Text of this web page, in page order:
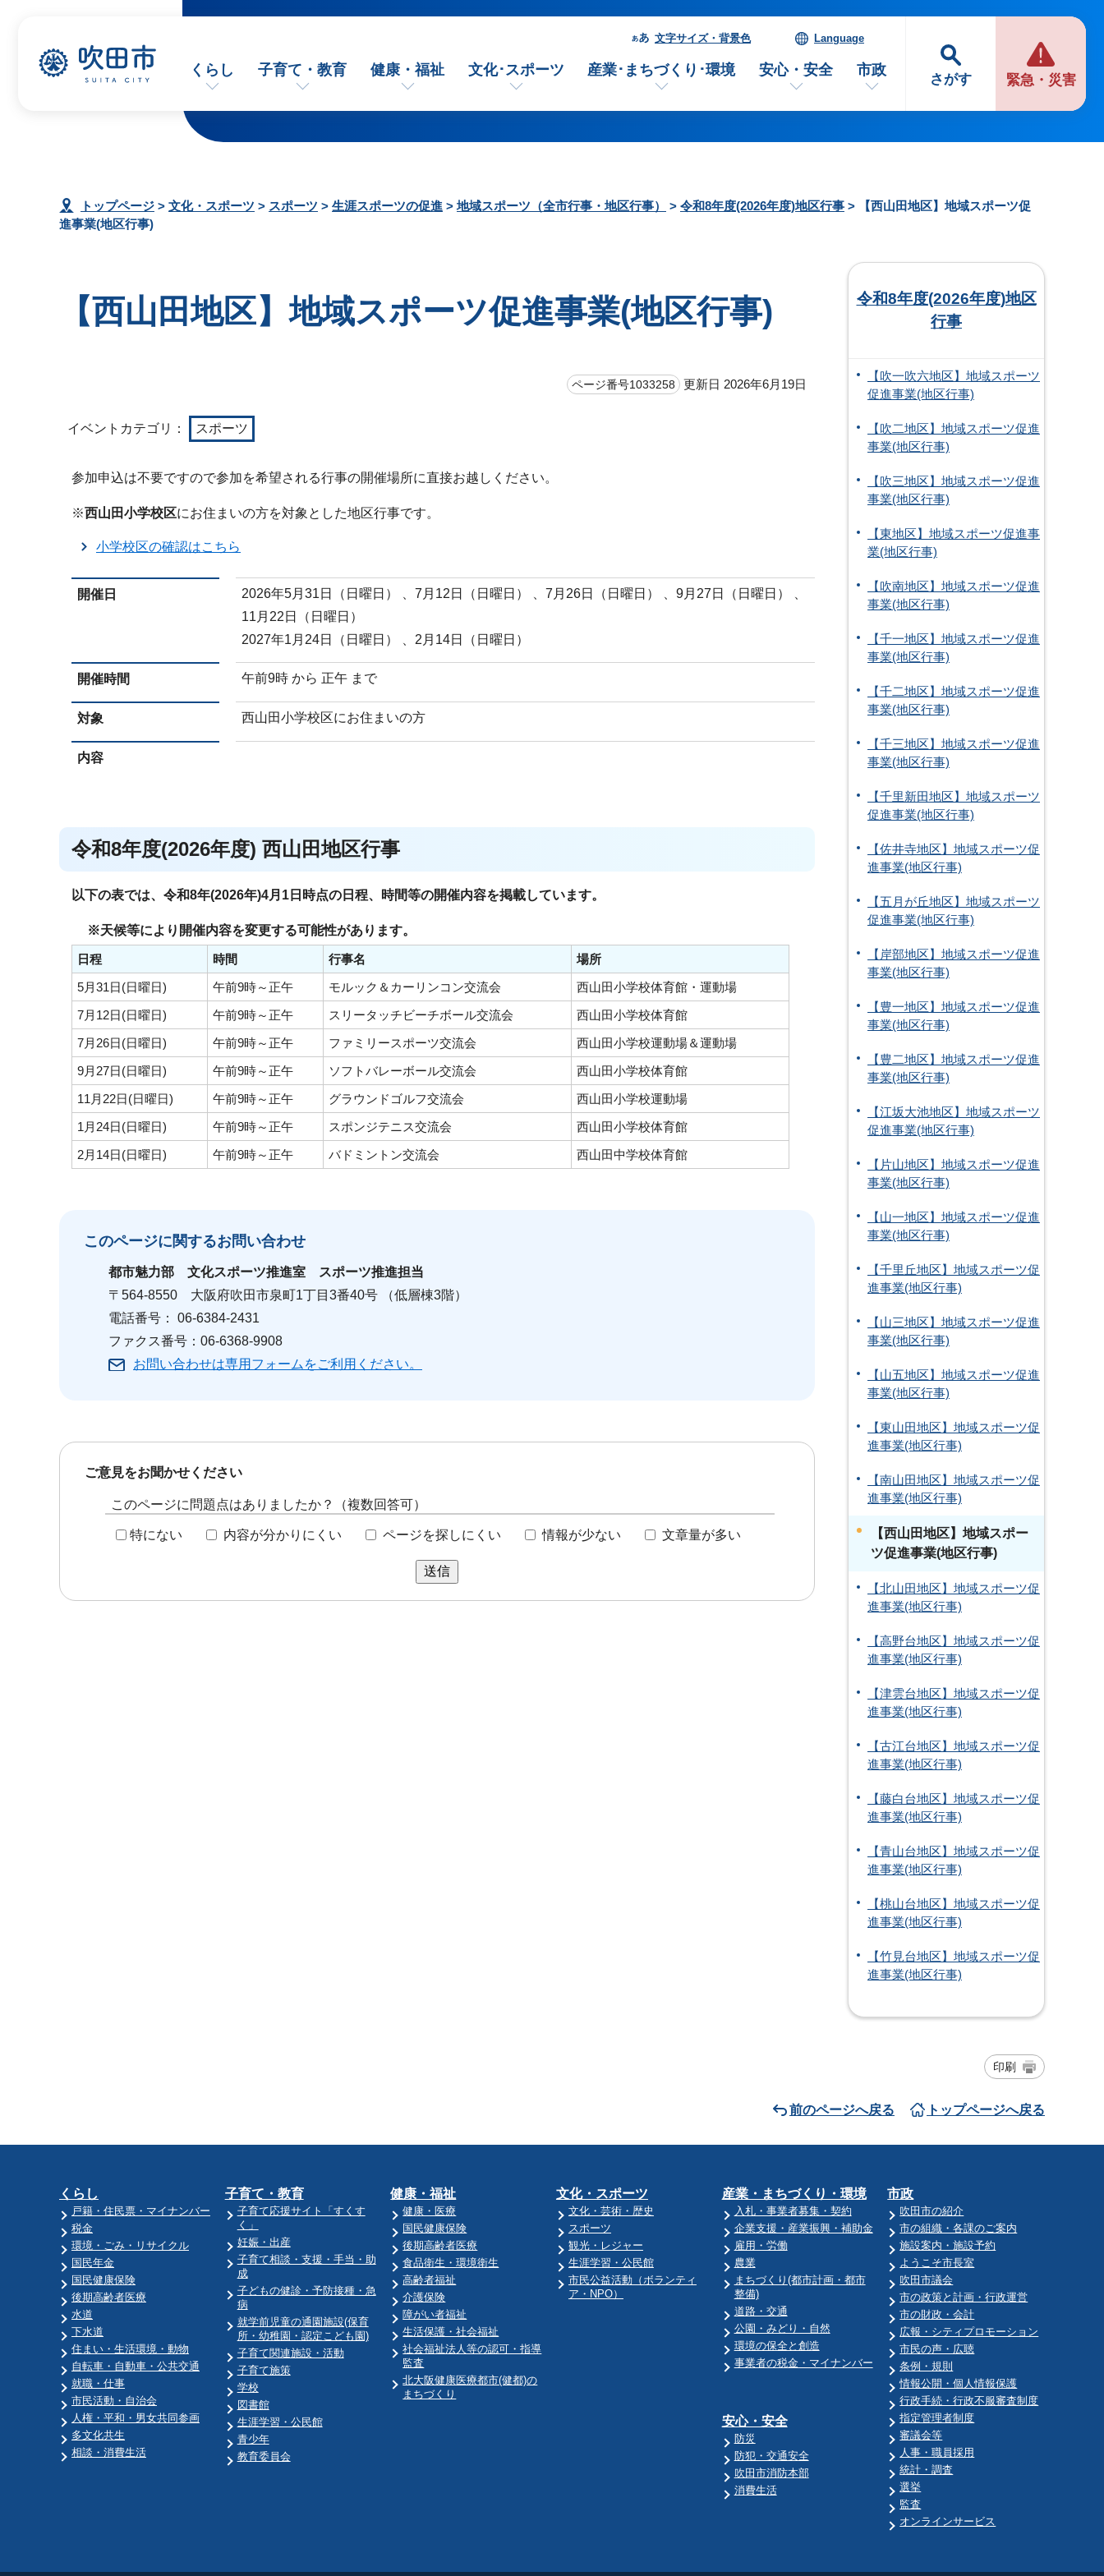
さがす 緊急・災害
文字サイズ・背景色 Language
くらし 子育て・教育 健康・福祉 文化･スポーツ 産業･まちづくり･環境 安心・安全 市政
トップページ > 文化・スポーツ > スポーツ > 生涯スポーツの促進 >地域スポーツ（全市行事・地区行事） > 令和8年度(2026年度)地区行事 > 【西山田地区】地域スポーツ促
進事業(地区行事)
【西山田地区】地域スポーツ促進事業(地区行事)
ページ番号1033258 更新日 2026年6月19日
イベントカテゴリ： スポーツ
参加申込は不要ですので参加を希望される行事の開催場所に直接お越しください。
※西山田小学校区にお住まいの方を対象とした地区行事です。
小学校区の確認はこちら
開催日
2026年5月31日（日曜日） 、7月12日（日曜日） 、7月26日（日曜日） 、9月27日（日曜日） 、
11月22日（日曜日）
2027年1月24日（日曜日） 、2月14日（日曜日）
開催時間 午前9時 から 正午 まで
対象 西山田小学校区にお住まいの方
内容
令和8年度(2026年度) 西山田地区行事
以下の表では、令和8年(2026年)4月1日時点の日程、時間等の開催内容を掲載しています。
※天候等により開催内容を変更する可能性があります。
日程 時間 行事名
場所
5月31日(日曜日)
午前9時～正午 モルック＆カーリンコン交流会
西山田小学校体育館・運動場
7月12日(日曜日)
午前9時～正午 スリータッチビーチボール交流会
西山田小学校体育館
7月26日(日曜日)
午前9時～正午 ファミリースポーツ交流会
西山田小学校運動場＆運動場
9月27日(日曜日)
午前9時～正午 ソフトバレーボール交流会
西山田小学校体育館
11月22日(日曜日)
午前9時～正午 グラウンドゴルフ交流会
西山田小学校運動場
1月24日(日曜日)
午前9時～正午 スポンジテニス交流会
西山田小学校体育館
2月14日(日曜日)
午前9時～正午 バドミントン交流会 西山田中学校体育館
このページに関するお問い合わせ
都市魅力部 文化スポーツ推進室 スポーツ推進担当
〒564-8550 大阪府吹田市泉町1丁目3番40号 （低層棟3階）
電話番号： 06-6384-2431
ファクス番号：06-6368-9908
お問い合わせは専用フォームをご利用ください。
ご意見をお聞かせください
このページに問題点はありましたか？（複数回答可）
特にない 内容が分かりにくい ページを探しにくい 情報が少ない 文章量が多い
送信
令和8年度(2026年度)地区
行事
【吹一吹六地区】地域スポーツ
促進事業(地区行事)
【吹二地区】地域スポーツ促進
事業(地区行事)
【吹三地区】地域スポーツ促進
事業(地区行事)
【東地区】地域スポーツ促進事
業(地区行事)
【吹南地区】地域スポーツ促進
事業(地区行事)
【千一地区】地域スポーツ促進
事業(地区行事)
【千二地区】地域スポーツ促進
事業(地区行事)
【千三地区】地域スポーツ促進
事業(地区行事)
【千里新田地区】地域スポーツ
促進事業(地区行事)
【佐井寺地区】地域スポーツ促
進事業(地区行事)
【五月が丘地区】地域スポーツ
促進事業(地区行事)
【岸部地区】地域スポーツ促進
事業(地区行事)
【豊一地区】地域スポーツ促進
事業(地区行事)
【豊二地区】地域スポーツ促進
事業(地区行事)
【江坂大池地区】地域スポーツ
促進事業(地区行事)
【片山地区】地域スポーツ促進
事業(地区行事)
【山一地区】地域スポーツ促進
事業(地区行事)
【千里丘地区】地域スポーツ促
進事業(地区行事)
【山三地区】地域スポーツ促進
事業(地区行事)
【山五地区】地域スポーツ促進
事業(地区行事)
【東山田地区】地域スポーツ促
進事業(地区行事)
【南山田地区】地域スポーツ促
進事業(地区行事)
【西山田地区】地域スポー
ツ促進事業(地区行事)
【北山田地区】地域スポーツ促
進事業(地区行事)
【高野台地区】地域スポーツ促
進事業(地区行事)
【津雲台地区】地域スポーツ促
進事業(地区行事)
【古江台地区】地域スポーツ促
進事業(地区行事)
【藤白台地区】地域スポーツ促
進事業(地区行事)
【青山台地区】地域スポーツ促
進事業(地区行事)
【桃山台地区】地域スポーツ促
進事業(地区行事)
【竹見台地区】地域スポーツ促
進事業(地区行事)
印刷
前のページへ戻る トップページへ戻る
くらし
戸籍・住民票・マイナンバー
税金
環境・ごみ・リサイクル
国民年金
国民健康保険
後期高齢者医療
水道
下水道
住まい・生活環境・動物
自転車・自動車・公共交通
就職・仕事
市民活動・自治会
人権・平和・男女共同参画
多文化共生
相談・消費生活
子育て・教育
子育て応援サイト「すくす
く」
妊娠・出産
子育て相談・支援・手当・助
成
子どもの健診・予防接種・急
病
就学前児童の通園施設(保育
所・幼稚園・認定こども園)
子育て関連施設・活動
子育て施策
学校
図書館
生涯学習・公民館
青少年
教育委員会
健康・福祉
健康・医療
国民健康保険
後期高齢者医療
食品衛生・環境衛生
高齢者福祉
介護保険
障がい者福祉
生活保護・社会福祉
社会福祉法人等の認可・指導
監査
北大阪健康医療都市(健都)の
まちづくり
文化・スポーツ
文化・芸術・歴史
スポーツ
観光・レジャー
生涯学習・公民館
市民公益活動（ボランティ
ア・NPO）
産業・まちづくり・環境
入札・事業者募集・契約
企業支援・産業振興・補助金
雇用・労働
農業
まちづくり(都市計画・都市
整備)
道路・交通
公園・みどり・自然
環境の保全と創造
事業者の税金・マイナンバー
安心・安全
防災
防犯・交通安全
吹田市消防本部
消費生活
市政
吹田市の紹介
市の組織・各課のご案内
施設案内・施設予約
ようこそ市長室
吹田市議会
市の政策と計画・行政運営
市の財政・会計
広報・シティプロモーション
市民の声・広聴
条例・規則
情報公開・個人情報保護
行政手続・行政不服審査制度
指定管理者制度
審議会等
人事・職員採用
統計・調査
選挙
監査
オンラインサービス